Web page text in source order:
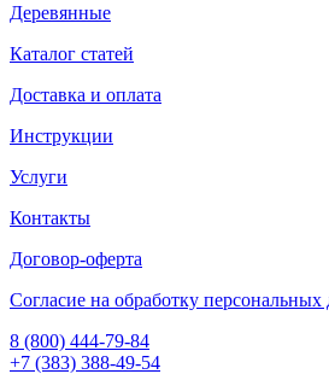
Деревянные
Каталог статей
Доставка и оплата
Инструкции
Услуги
Контакты
Договор-оферта
Согласие на обработку
8 (800) 444-79-84
+7 (383) 388-49-54